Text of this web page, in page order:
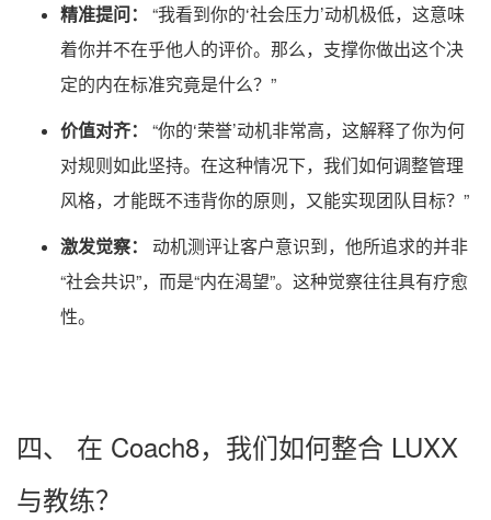
精准提问：
“我看到你的‘社会压力’动机极低，这意味
着你并不在乎他人的评价。那么，支撑你做出这个决
定的内在标准究竟是什么？”
价值对齐：
“你的‘荣誉’动机非常高，这解释了你为何
对规则如此坚持。在这种情况下，我们如何调整管理
风格，才能既不违背你的原则，又能实现团队目标？”
激发觉察：
动机测评让客户意识到，他所追求的并非
“社会共识”，而是“内在渴望”。这种觉察往往具有疗愈
性。
四、 在 Coach8，我们如何整合 LUXX
与教练？